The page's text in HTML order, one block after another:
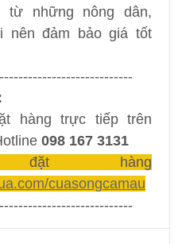
những nông dân,
nên đảm bảo giá tốt
hàng trực tiếp trên
098 167 3131
hàng
cuasongcamau